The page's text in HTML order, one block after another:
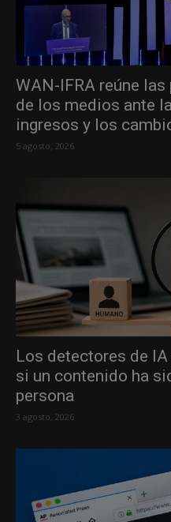
WAN-IFRA reúne
de los medios ante
ingresos y los
5 agosto, 2026
Los detectores de
si un contenido ha
persona
3 agosto, 2026